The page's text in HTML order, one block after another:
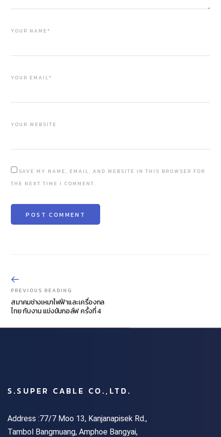
YOUR NAME*
YOUR EMAIL*
YOUR WEBSITE
SAVE MY NAME, EMAIL, AND WEBSITE IN THIS BROWSER FOR
THE NEXT TIME I COMMENT.
PREVIOUS READING
สมาคมช่างเหมาไฟฟ้าและเครื่องกล
ไทย กับงาน แข่งขันกอล์ฟ ครั้งที่ 4
S.SUPER CABLE CO.,LTD.
Address :77/7 Moo 13, Kanjanapisek Rd.,
Tambol Bangmuang, Amphoe Bangyai,